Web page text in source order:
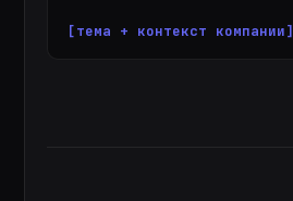
[тема + контекст компании]